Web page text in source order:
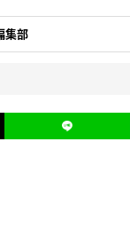
集部